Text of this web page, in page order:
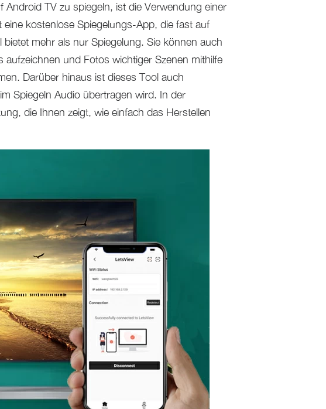
Android TV zu spiegeln, ist die Verwendung einer
kostenlose Spiegelungs-App, die fast auf
mehr als nur Spiegelung. Sie können auch
und Fotos wichtiger Szenen mithilfe
Darüber hinaus ist dieses Tool auch
Spiegeln Audio übertragen wird. In der
die Ihnen zeigt, wie einfach das Herstellen